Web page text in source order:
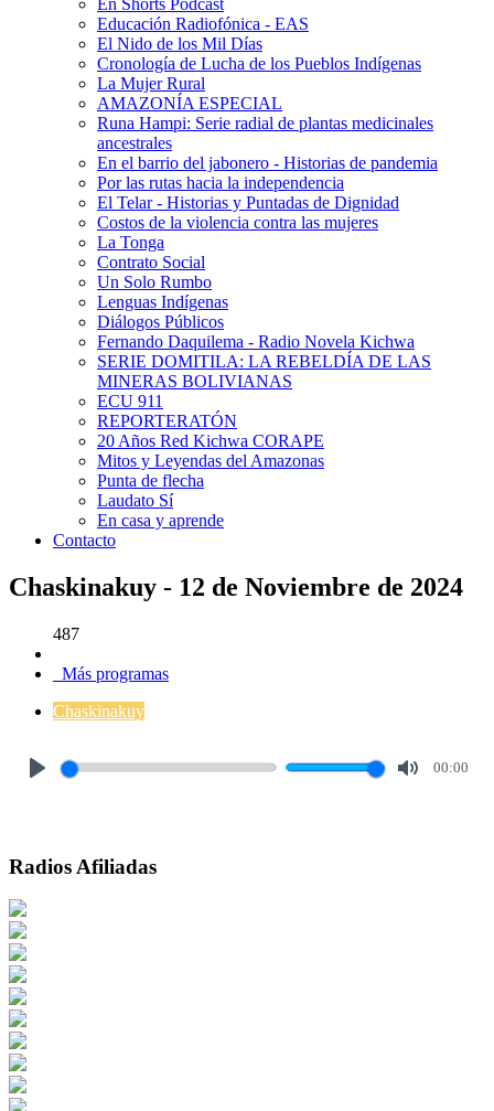
En Shorts Podcast
Educación Radiofónica - EAS
El Nido de los Mil Días
Cronología de Lucha de los Pueblos Indígenas
La Mujer Rural
AMAZONÍA ESPECIAL
Runa Hampi: Serie radial de plantas medicinales
ancestrales
En el barrio del jabonero - Historias de pandemia
Por las rutas hacia la independencia
El Telar - Historias y Puntadas de Dignidad
Costos de la violencia contra las mujeres
La Tonga
Contrato Social
Un Solo Rumbo
Lenguas Indígenas
Diálogos Públicos
Fernando Daquilema - Radio Novela Kichwa
SERIE DOMITILA: LA REBELDÍA DE LAS
MINERAS BOLIVIANAS
ECU 911
REPORTERATÓN
20 Años Red Kichwa CORAPE
Mitos y Leyendas del Amazonas
Punta de flecha
Laudato Sí
En casa y aprende
Contacto
Chaskinakuy - 12 de Noviembre de 2024
487
Más programas
Chaskinakuy
00:00
Radios Afiliadas